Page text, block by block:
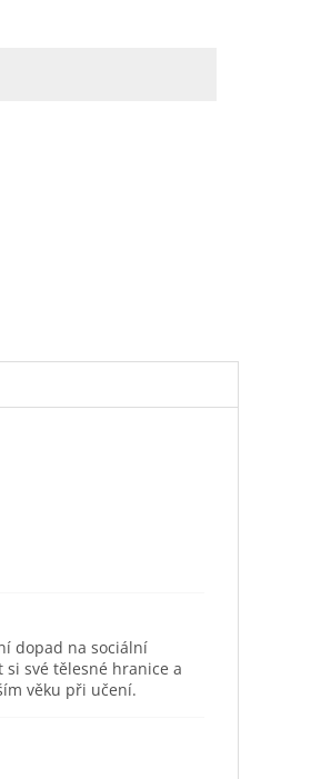
dopad na sociální
své tělesné hranice a
věku při učení.